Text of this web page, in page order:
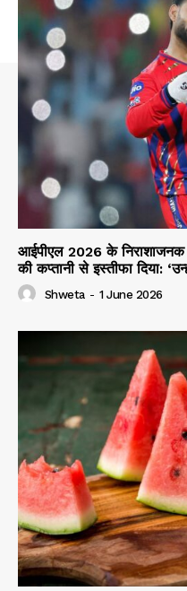
आईपीएल 2026 के
की कप्तानी से इस्तीफा दिया:
Shweta - 1 June 2026